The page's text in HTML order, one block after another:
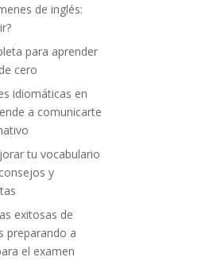
de inglés:
para aprender
cero
idiomáticas en
a comunicarte
tu vocabulario
y
exitosas de
preparando a
el examen